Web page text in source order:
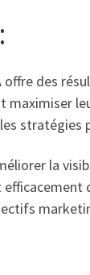
offre des
la